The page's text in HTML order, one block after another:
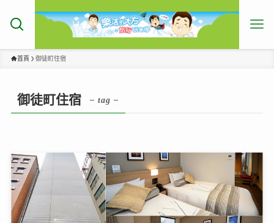
首頁 御徒町住宿
御徒町住宿 – tag –